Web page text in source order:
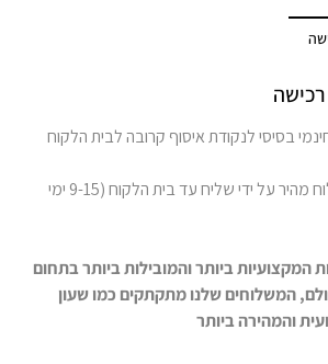
בסיסי לנקודת איסוף קרובה לבית הלקוח
משלוח מהיר על ידי שליח עד בית הלקוח (9-15 ימי
המקצועיות ביותר והמובילות ביותר בתחום
המשלוחים שלנו מתקתקים כמו שעון
והמהירה ביותר